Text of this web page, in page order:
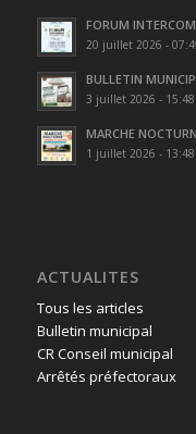
FORUM
20 juillet 2026 -
BULLETIN
3 juillet 2026 - 15:48
MARCHE
1 juillet 2026 - 13:48
ACTUALITES
Tous les articles
Bulletin municipal
CR Conseil municipal
Arrêtés préfectoraux